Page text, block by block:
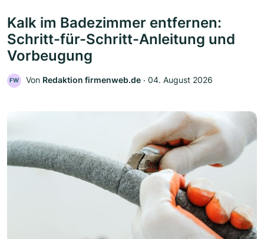
Kalk im Badezimmer entfernen:
Schritt-für-Schritt-Anleitung und
Vorbeugung
FW Von Redaktion firmenweb.de ‧ 04. August 2026